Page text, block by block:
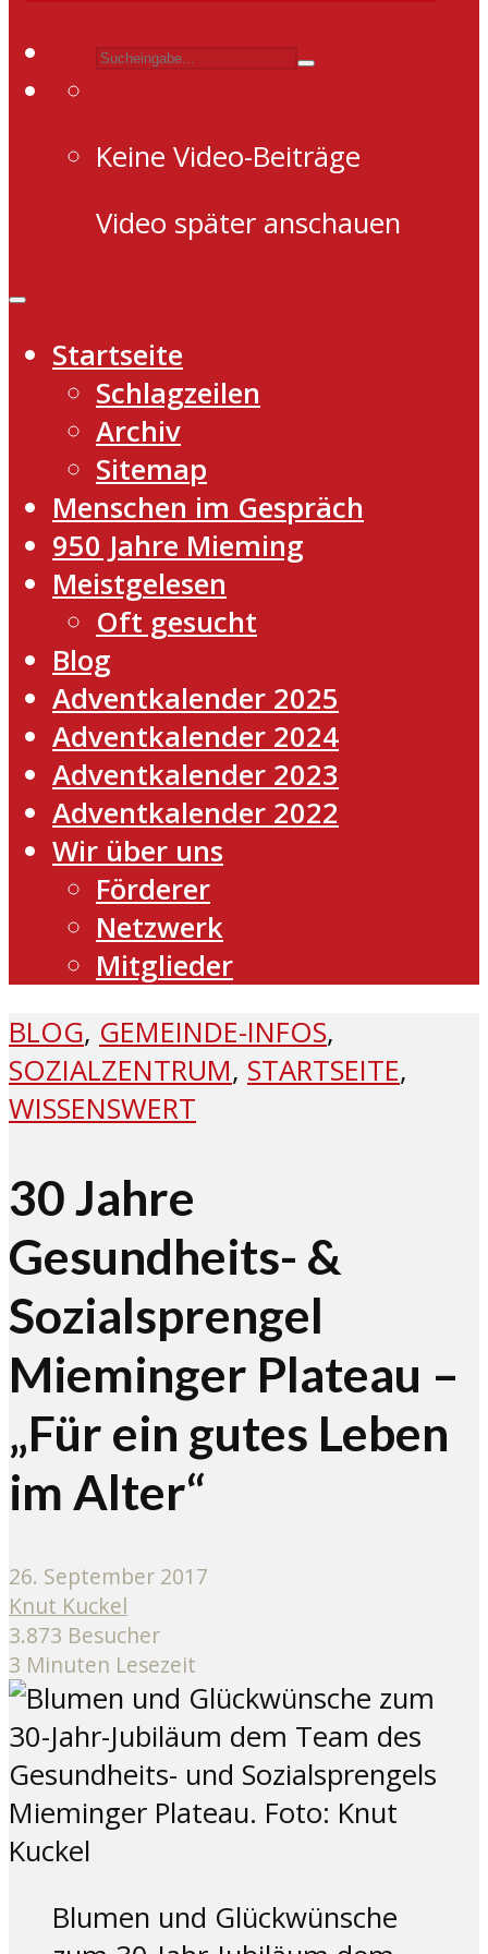
Keine Video-Beiträge
Video später anschauen
Startseite
Schlagzeilen
Archiv
Sitemap
Menschen im Gespräch
950 Jahre Mieming
Meistgelesen
Oft gesucht
Blog
Adventkalender 2025
Adventkalender 2024
Adventkalender 2023
Adventkalender 2022
Wir über uns
Förderer
Netzwerk
Mitglieder
BLOG, GEMEINDE-INFOS,
SOZIALZENTRUM, STARTSEITE,
WISSENSWERT
30 Jahre
Gesundheits- &
Sozialsprengel
Mieminger Plateau –
„Für ein gutes Leben
im Alter“
26. September 2017
Knut Kuckel
3.873 Besucher
3 Minuten Lesezeit
Blumen und Glückwünsche